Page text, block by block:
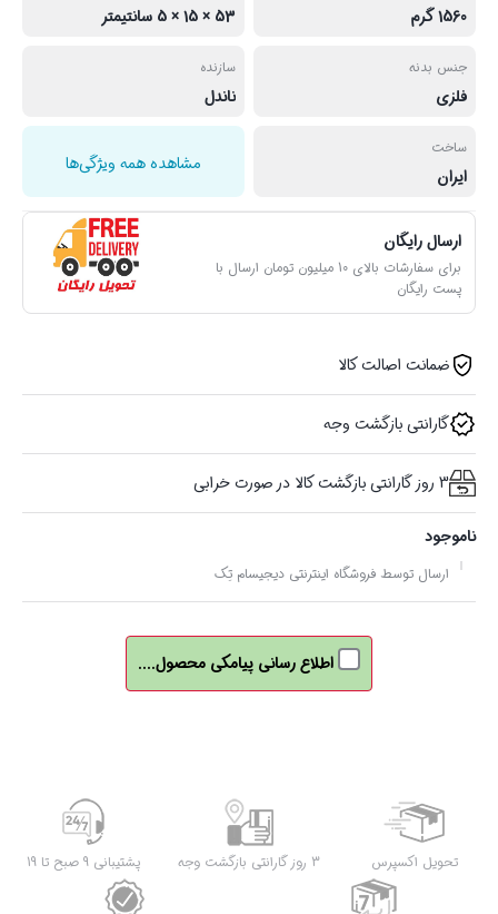
1560 گرم 53 × 15 × 5 سانتیمتر
جنس بدنه
فلزی
سازنده
ناندل
ساخت
ایران
مشاهده همه ویژگی‌ها
ارسال رایگان
برای سفارشات بالای 10 میلیون تومان ارسال با
پست رایگان
ضمانت اصالت کالا
گارانتی بازگشت وجه
3 روز گارانتی بازگشت کالا در صورت خرابی
ناموجود
ارسال توسط فروشگاه اینترنتی دیجیسام تِک
اطلاع رسانی پیامکی محصول....
تحویل اکسپرس 3 روز گارانتی بازگشت وجه پشتیبانی 9 صبح تا 19